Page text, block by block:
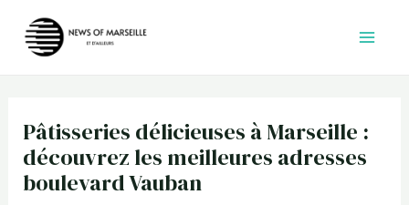
Pâtisseries délicieuses à Marseille :
découvrez les meilleures adresses
boulevard Vauban